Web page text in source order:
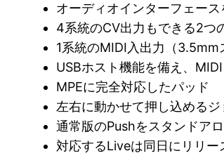
オーディオインターフェース
4系統のCV出力もできる2つ
1系統のMIDI入出力（3.5mm
USBホスト機能を備え、
MPEに完全対応したパッド
左右に動かせて押し込める
通常版のPushをスタンドア
対応するLiveは同日にリリー